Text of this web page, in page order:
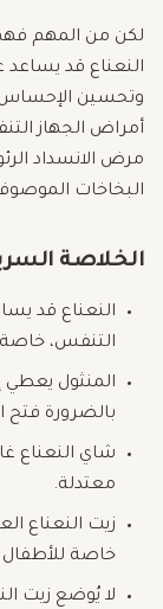
لكن من المهم فهم
النعناع قد يساعد
وتحسين الإحساس
أمراض الجهاز
مرض الانسداد
البخاخات
الخلاصة
النعناع قد
التنفس، خاصة
المنثول يعطي
بالضرورة فتح
شاي النعناع
معتدلة.
زيت النعناع
خاصة للأطفال
لا يُوضع زيت